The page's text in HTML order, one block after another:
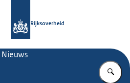
Rijksoverheid
Nieuws